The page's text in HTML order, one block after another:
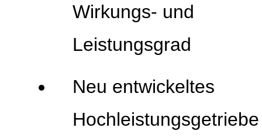
Wirkungs- und
Leistungsgrad
Neu entwickeltes
Hochleistungsgetriebe